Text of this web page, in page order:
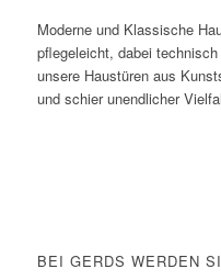
Moderne und Klassische
pflegeleicht, dabei
unsere Haustüren aus
und schier unendlicher
BEI GERDS WERDEN